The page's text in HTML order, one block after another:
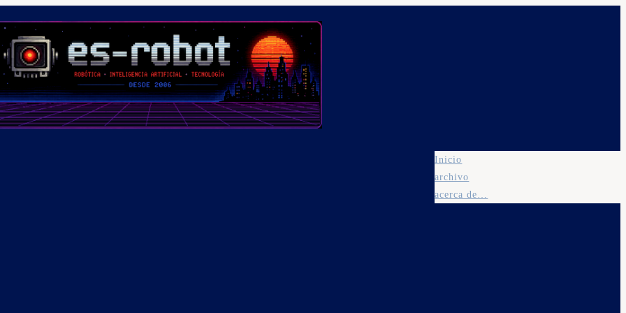
Inicio
archivo
acerca de…